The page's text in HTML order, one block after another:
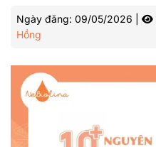
Ngày đăng: 09/05/2026
Hồng